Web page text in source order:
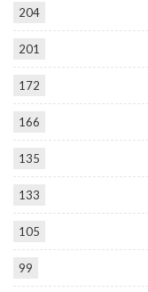
204
201
172
166
135
133
105
99